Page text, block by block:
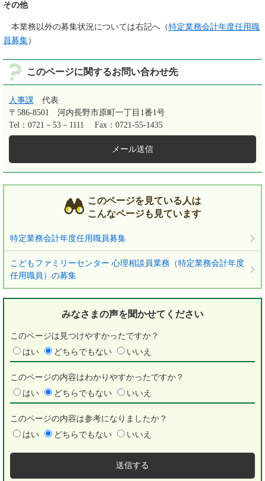
その他
本業務以外の募集状況については右記へ（特定業務会計年度任用職
員募集）
このページに関するお問い合わせ先
人事課
代表
〒586-8501
河内長野市原町一丁目1番1号
Tel：0721－53－1111
Fax：0721-55-1435
メール送信
このページを見ている人は
こんなページも見ています
特定業務会計年度任用職員募集
こどもファミリーセンター 心理相談員業務（特定業務会計年度
任用職員）の募集
みなさまの声を聞かせてください
このページは見つけやすかったですか？
はい
どちらでもない いいえ
このページの内容はわかりやすかったですか？
はい
どちらでもない いいえ
このページの内容は参考になりましたか？
はい
どちらでもない いいえ